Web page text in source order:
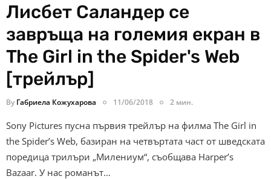
Лисбет Саландер се
завръща на големия екран в
The Girl in the Spider's Web
[трейлър]
By Габриела Кожухарова 11/06/2018 2 мин.
Sony Pictures пусна първия трейлър на филма The Girl in
the Spider’s Web, базиран на четвъртата част от шведската
поредица трилъри „Милениум“, съобщава Harper’s
Bazaar. У нас романът…